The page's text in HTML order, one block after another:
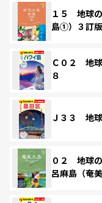
１５ 地球
島①）３訂版
Ｃ０２ 地
８
Ｊ３３ 地
０２ 地球
呂麻島（奄